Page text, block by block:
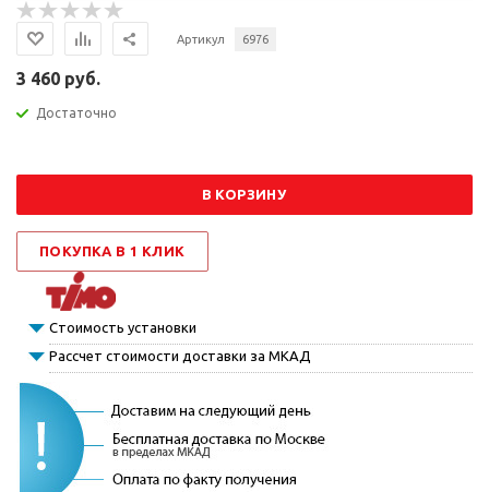
Артикул 6976
3 460 руб.
Достаточно
В КОРЗИНУ
ПОКУПКА В 1 КЛИК
Стоимость установки
Рассчет стоимости доставки за МКАД